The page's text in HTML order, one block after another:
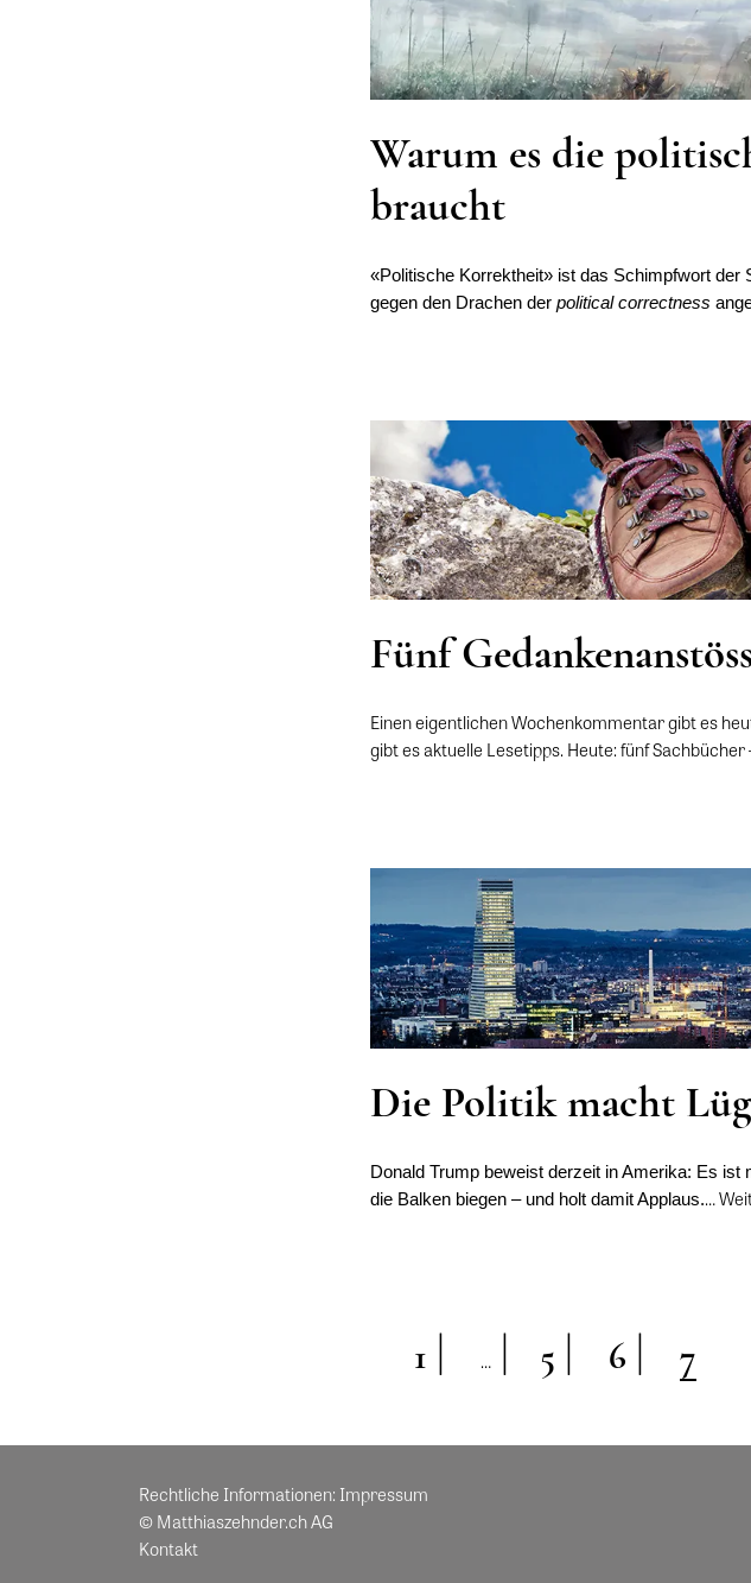
Warum es die
braucht
«Politische Korrektheit» ist das Schimpfwort der
gegen den Drachen der political correctness
Fünf
Einen eigentlichen Wochenkommentar gibt es
gibt es aktuelle Lesetipps. Heute: fünf
Die Politik macht
Donald Trump beweist derzeit in Amerika: Es
die Balken biegen – und holt damit Applaus.…
1 … 5 6 7
Rechtliche Informationen: Impressum
© Matthiaszehnder.ch AG
Kontakt